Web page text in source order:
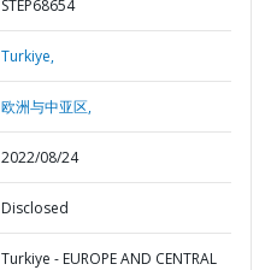
STEP68654
Turkiye,
欧洲与中亚区,
2022/08/24
Disclosed
Turkiye - EUROPE AND CENTRAL